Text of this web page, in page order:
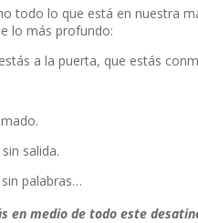
todo lo que está en nuestra
lo más profundo:
a la puerta, que estás
salida.
palabras…
en medio de todo este